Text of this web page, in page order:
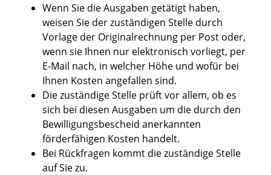
Wenn Sie die Ausgaben getätigt haben,
weisen Sie der zuständigen Stelle durch
Vorlage der Originalrechnung per Post oder,
wenn sie Ihnen nur elektronisch vorliegt, per
E-Mail nach, in welcher Höhe und wofür bei
Ihnen Kosten angefallen sind.
Die zuständige Stelle prüft vor allem, ob es
sich bei diesen Ausgaben um die durch den
Bewilligungsbescheid anerkannten
förderfähigen Kosten handelt.
Bei Rückfragen kommt die zuständige Stelle
auf Sie zu.